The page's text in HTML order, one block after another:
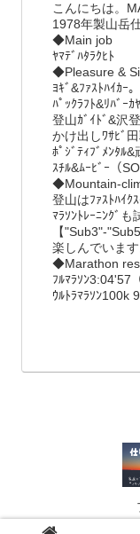
こんにちは。
1978年製山岳
◆Main job
ﾔﾏﾃﾞﾊﾀﾗｸﾋﾄ
◆Pleasure &
ﾖｷﾞ&ﾌｧｽﾄﾊｲｶｰ。
ﾊﾟｯｸﾗﾌﾄ&ﾘﾊﾞｰｶﾔ
登山ｶﾞｲﾄﾞ&沢登
かけ出しﾜｻﾋﾞ
ﾎﾟｼﾞﾃｨﾌﾞﾒﾝﾀﾙ&
ｽﾁﾙ&ﾑｰﾋﾞｰ（
◆Mountain-
登山はﾌｧｽﾄﾊｲｸ
ﾏﾗｿﾝﾄﾚｰﾆﾝｸﾞ
【"Sub3"-
楽しんでいます
◆Marathon
ﾌﾙﾏﾗｿﾝ3:04'57
ｳﾙﾄﾗﾏﾗｿﾝ100k